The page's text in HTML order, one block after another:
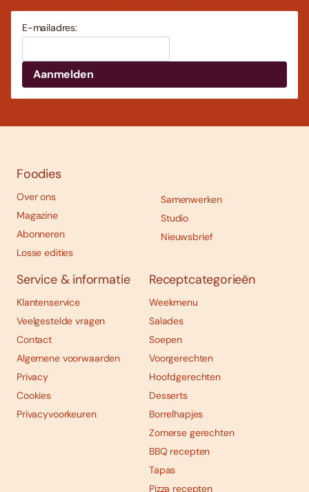
E-mailadres:
Foodies
Over ons
Magazine
Abonneren
Losse edities
Samenwerken
Studio
Nieuwsbrief
Service & informatie
Klantenservice
Veelgestelde vragen
Contact
Algemene voorwaarden
Privacy
Cookies
Privacyvoorkeuren
Receptcategorieën
Weekmenu
Salades
Soepen
Voorgerechten
Hoofdgerechten
Desserts
Borrelhapjes
Zomerse gerechten
BBQ recepten
Tapas
Pizza recepten